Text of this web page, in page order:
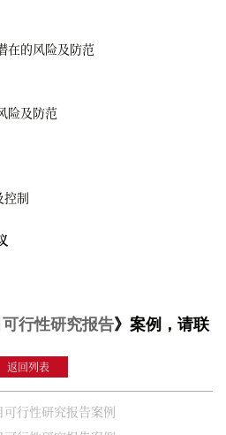
的风险及防范
及防范
制
行性研究报告》案例，请联
返回列表
可行性研究报告案例